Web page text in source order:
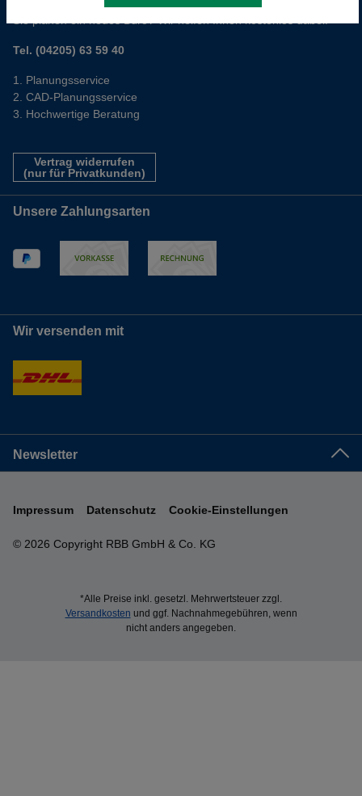
Sie planen ein neues Büro? Wir helfen Ihnen kostenlos dabei.
Tel. (04205) 63 59 40
Planungsservice
CAD-Planungsservice
Hochwertige Beratung
Vertrag widerrufen
(nur für Privatkunden)
Unsere Zahlungsarten
Wir versenden mit
Newsletter
© 2026 Copyright RBB GmbH & Co. KG
Impressum Datenschutz Cookie-Einstellungen
*Alle Preise inkl. gesetzl. Mehrwertsteuer zzgl.
Versandkosten und ggf. Nachnahmegebühren, wenn
nicht anders angegeben.